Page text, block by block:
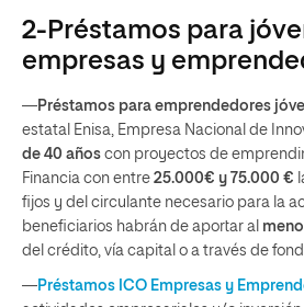
2-Préstamos para
empresas y
—Préstamos para emprendedores
estatal Enisa, Empresa Nacional de
de 40 años con proyectos de
Financia con entre 25.000€ y 75.000 €
fijos y del circulante necesario para la
beneficiarios habrán de aportar al
del crédito, vía capital o a través de
—Préstamos ICO Empresas y